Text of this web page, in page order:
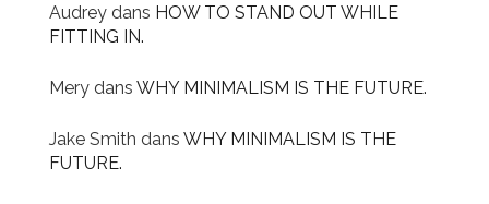
Audreydans HOW TO STAND OUT WHILE
FITTING IN.
Merydans WHY MINIMALISM IS THE FUTURE.
Jake Smith dans WHY MINIMALISM IS THE
FUTURE.